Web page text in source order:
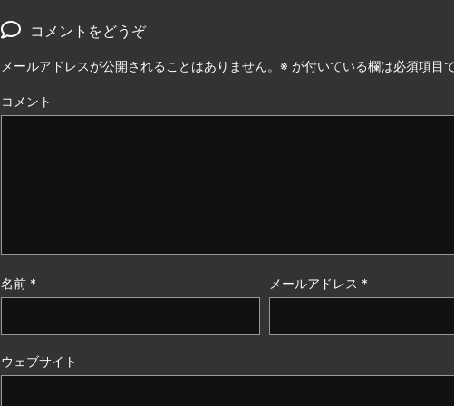
コメントをどうぞ
メールアドレスが公開されることはありません。 ※ が付いている欄は必須項目
コメント
名前 * メールアドレス *
ウェブサイト